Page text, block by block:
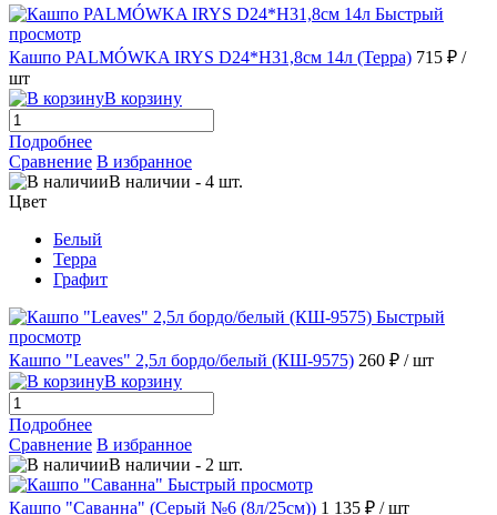
Быстрый
просмотр
Кашпо PALMÓWKA IRYS D24*H31,8см 14л (Терра) 715 ₽ /
шт
В корзину
Подробнее
Сравнение В избранное
В наличии - 4 шт.
Цвет
Белый
Терра
Графит
Быстрый
просмотр
Кашпо "Leaves" 2,5л бордо/белый (КШ-9575) 260 ₽ / шт
В корзину
Подробнее
Сравнение В избранное
В наличии - 2 шт.
Быстрый просмотр
Кашпо "Саванна" (Серый №6 (8л/25см)) 1 135 ₽ / шт